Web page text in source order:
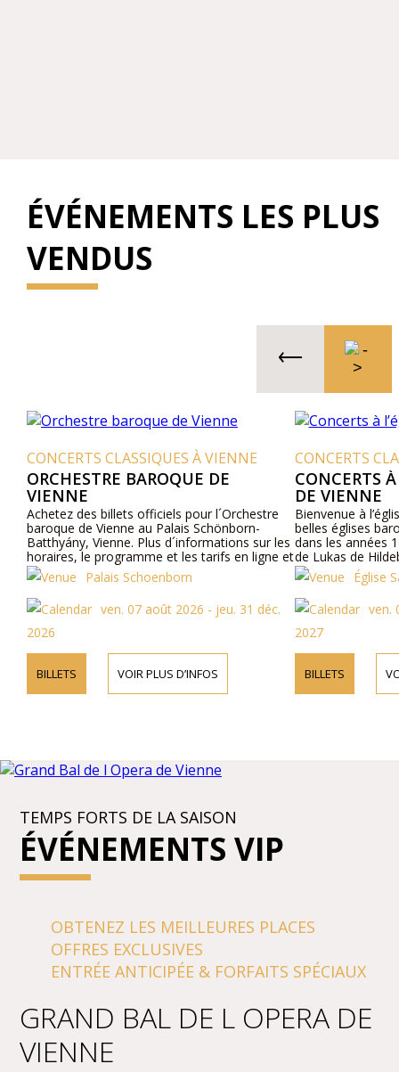
ÉVÉNEMENTS LES PLUS
VENDUS
CONCERTS CLASSIQUES À VIENNE
ORCHESTRE BAROQUE DE
VIENNE
Achetez des billets officiels pour l´Orchestre
baroque de Vienne au Palais Schönborn-
Batthyány, Vienne. Plus d´informations sur les
horaires, le programme et les tarifs en ligne et
par téléphone.Palais Schoenborn
ven. 07 août 2026 - jeu. 31 déc.
2026
BILLETS VOIR PLUS D’INFOS
CONCERTS
CONCERTS À
DE VIENNE
Bienvenue à
belles églises
dans les années
de Lukas de
sous l’empire
fut construite à
aujourd’hui
culte depuis ce
Église
ven.
2027
BILLETS
TEMPS FORTS DE LA SAISON
ÉVÉNEMENTS VIP
OBTENEZ LES MEILLEURES PLACES
OFFRES EXCLUSIVES
ENTRÉE ANTICIPÉE & FORFAITS SPÉCIAUX
GRAND BAL DE L OPERA DE
VIENNE